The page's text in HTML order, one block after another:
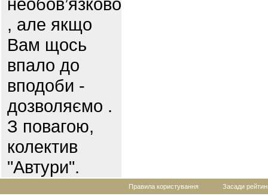
, але якщо
Вам щось
впало до
вподоби -
дозволяємо .
З повагою,
колектив
"Автури".
Правила користування Засади